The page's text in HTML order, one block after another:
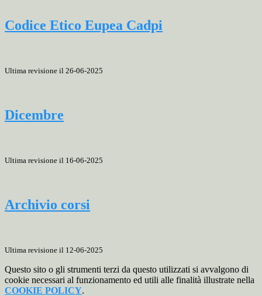
Codice Etico Eupea Cadpi
Ultima revisione il 26-06-2025
Dicembre
Ultima revisione il 16-06-2025
Archivio corsi
Ultima revisione il 12-06-2025
Questo sito o gli strumenti terzi da questo utilizzati si avvalgono di
cookie necessari al funzionamento ed utili alle finalità illustrate nella
COOKIE POLICY.